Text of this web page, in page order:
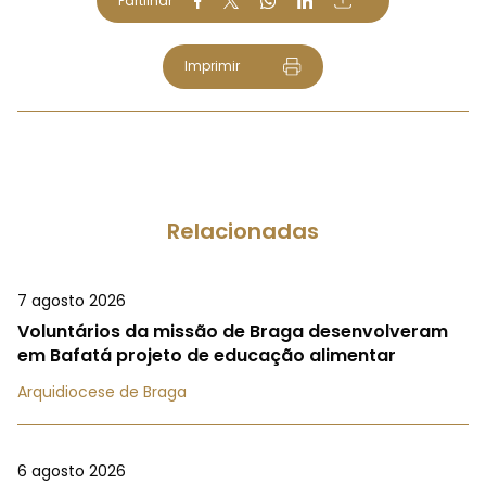
Imprimir
Relacionadas
7 agosto 2026
Voluntários da missão de Braga desenvolveram
em Bafatá projeto de educação alimentar
Arquidiocese de Braga
6 agosto 2026